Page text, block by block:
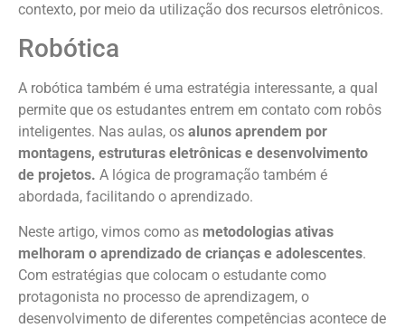
contexto, por meio da utilização dos recursos eletrônicos.
Robótica
A robótica também é uma estratégia interessante, a qual
permite que os estudantes entrem em contato com robôs
inteligentes. Nas aulas, os alunos aprendem por
montagens, estruturas eletrônicas e desenvolvimento
de projetos. A lógica de programação também é
abordada, facilitando o aprendizado.
Neste artigo, vimos como as metodologias ativas
melhoram o aprendizado de crianças e adolescentes.
Com estratégias que colocam o estudante como
protagonista no processo de aprendizagem, o
desenvolvimento de diferentes competências acontece de